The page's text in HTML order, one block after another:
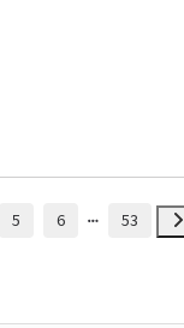
5 6 53